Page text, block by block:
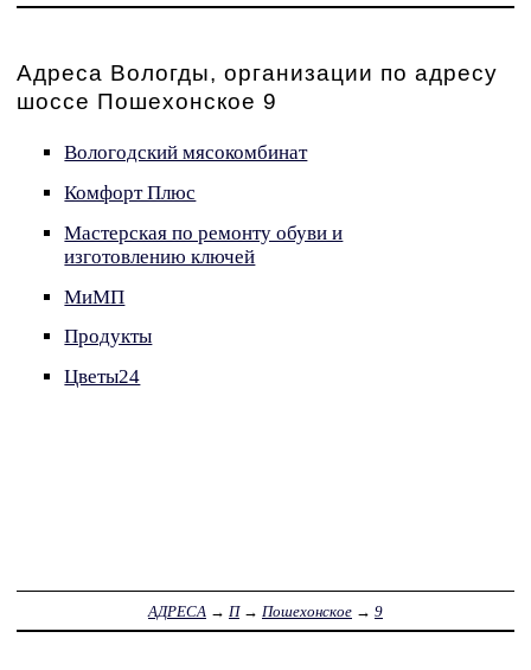
Адреса Вологды, организации по адресу
шоссе Пошехонское 9
Вологодский мясокомбинат
Комфорт Плюс
Мастерская по ремонту обуви и
изготовлению ключей
МиМП
Продукты
Цветы24
АДРЕСА → П→ Пошехонское → 9